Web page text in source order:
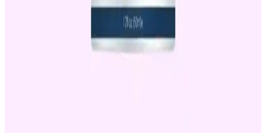
ve Doğru Uygulama Yöntemleri
Retinol içeren kremler, akne ve izlerini azaltmada etkili olup, doğru
kullanım ve ürün seçimiyle sağlıklı bir cilt elde etmek mümkün.
Güneş koruyucu ile desteklenmelidir.